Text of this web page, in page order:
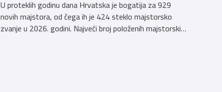
U proteklih godinu dana Hrvatska je bogatija za 929
novih majstora, od čega ih je 424 steklo majstorsko
zvanje u 2026. godini. Najveći broj položenih majstorskih